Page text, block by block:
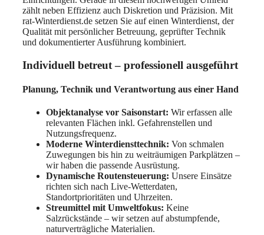
zählt neben Effizienz auch Diskretion und Präzision. Mit
rat-Winterdienst.de setzen Sie auf einen Winterdienst, der
Qualität mit persönlicher Betreuung, geprüfter Technik
und dokumentierter Ausführung kombiniert.
Individuell betreut – professionell ausgeführt
Planung, Technik und Verantwortung aus einer Hand
Objektanalyse vor Saisonstart: Wir erfassen alle
relevanten Flächen inkl. Gefahrenstellen und
Nutzungsfrequenz.
Moderne Winterdiensttechnik: Von schmalen
Zuwegungen bis hin zu weiträumigen Parkplätzen –
wir haben die passende Ausrüstung.
Dynamische Routensteuerung: Unsere Einsätze
richten sich nach Live-Wetterdaten,
Standortprioritäten und Uhrzeiten.
Streumittel mit Umweltfokus: Keine
Salzrückstände – wir setzen auf abstumpfende,
naturverträgliche Materialien.